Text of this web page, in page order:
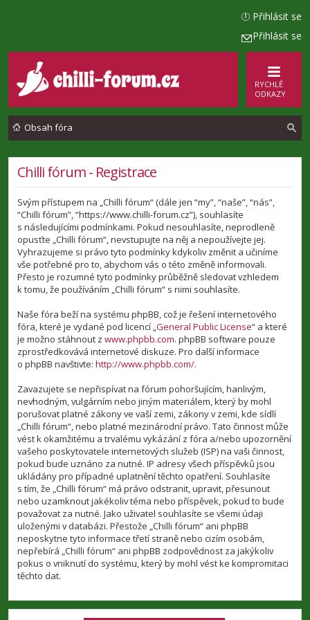
Přihlásit se
Přihlásit se
RYCHLÉ
ODKAZY
Obsah fóra
Chilli fórum - Registrace
Svým přístupem na „Chilli fórum“ (dále jen “my”, “naše”, “nás”,
“Chilli fórum”, “https://www.chilli-forum.cz”), souhlasíte
s následujícími podmínkami. Pokud nesouhlasíte, neprodleně
opusťte „Chilli fórum“, nevstupujte na něj a nepoužívejte jej.
Vyhrazujeme si právo tyto podmínky kdykoliv změnit a učiníme
vše potřebné pro to, abychom vás o této změně informovali.
Přesto je rozumné tyto podmínky průběžně sledovat vzhledem
k tomu, že používáním „Chilli fórum“ s nimi souhlasíte.
Naše fóra beží na systému phpBB, což je řešení internetového
fóra, které je vydané pod licencí „General Public License“ a které
je možno stáhnout z www.phpbb.com. phpBB software pouze
zprostředkovává internetové diskuze. Pro další informace
o phpBB navštivte: http://www.phpbb.com/.
Zavazujete se nepřispívat na fórum pohoršujícím, hanlivým,
nevhodným, vulgárním nebo jiným materiálem, který by mohl
porušovat platné zákony ve vaší zemi, zákony v zemi, kde sídlí
„Chilli fórum“, nebo platné mezinárodní právo. Tato činnost může
vést k okamžitému a trvalému vykázání z fóra a/nebo upozornění
vašeho poskytovatele internetových služeb (ISP) na vaši činnost,
pokud bude uznáno za nutné. IP adresy všech příspěvků jsou
ukládány pro případné uplatnění těchto opatření. Souhlasíte
s tím, že „Chilli fórum“ má právo odstranit, upravit, přesunout
nebo uzamknout jakékoliv téma nebo příspěvek, pokud to bude
považovat za nutné. Jako uživatel souhlasíte se všemi údaji
uloženými v databázi. Přestože „Chilli fórum“ ani phpBB
neposkytne tyto informace třetí straně nebo cizím osobám,
nepřebírá „Chilli fórum“ ani phpBB zodpovědnost za jakýkoliv
pokus o vniknutí do systému, který by mohl vést ke kompromitaci
těchto dat.